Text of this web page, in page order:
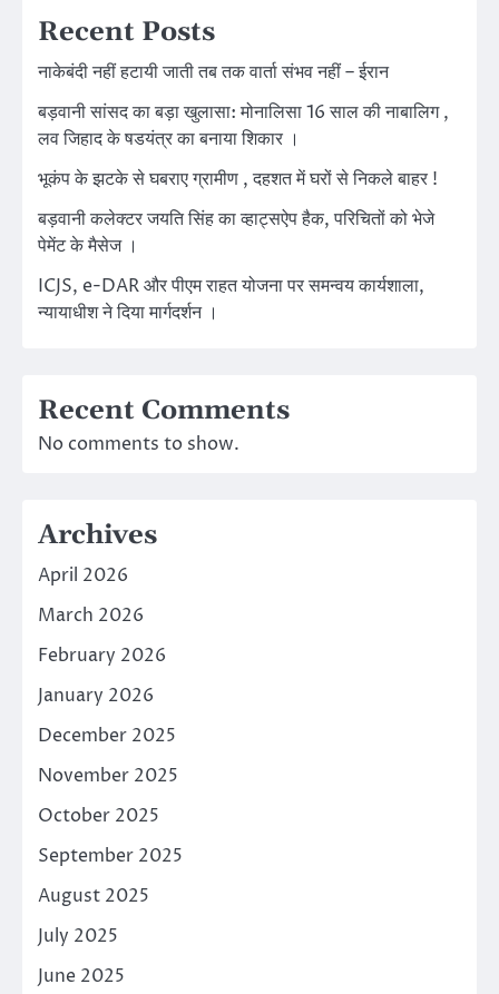
Recent Posts
नाकेबंदी नहीं हटायी जाती तब तक वार्ता संभव नहीं – ईरान
बड़वानी सांसद का बड़ा खुलासा: मोनालिसा 16 साल की नाबालिग ,
लव जिहाद के षडयंत्र का बनाया शिकार ।
भूकंप के झटके से घबराए ग्रामीण , दहशत में घरों से निकले बाहर !
बड़वानी कलेक्टर जयति सिंह का व्हाट्सऐप हैक, परिचितों को भेजे
पेमेंट के मैसेज ।
ICJS, e-DAR और पीएम राहत योजना पर समन्वय कार्यशाला,
न्यायाधीश ने दिया मार्गदर्शन ।
Recent Comments
No comments to show.
Archives
April 2026
March 2026
February 2026
January 2026
December 2025
November 2025
October 2025
September 2025
August 2025
July 2025
June 2025